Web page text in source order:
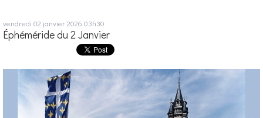
vendredi 02 janvier 2026 03h30
Éphéméride du 2 Janvier